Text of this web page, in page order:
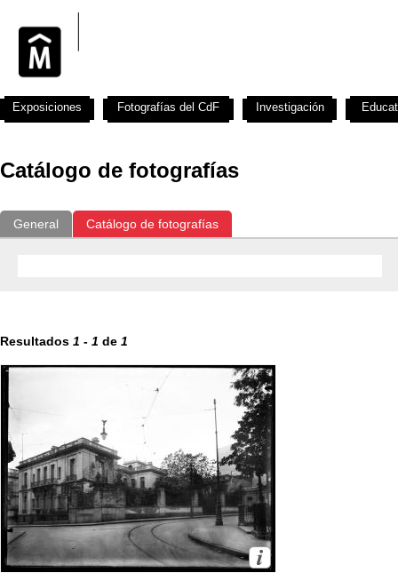
Catálogo de fotografías
General Catálogo de fotografías
Resultados 1 - 1 de 1
Exposiciones Fotografías del CdF Investigación